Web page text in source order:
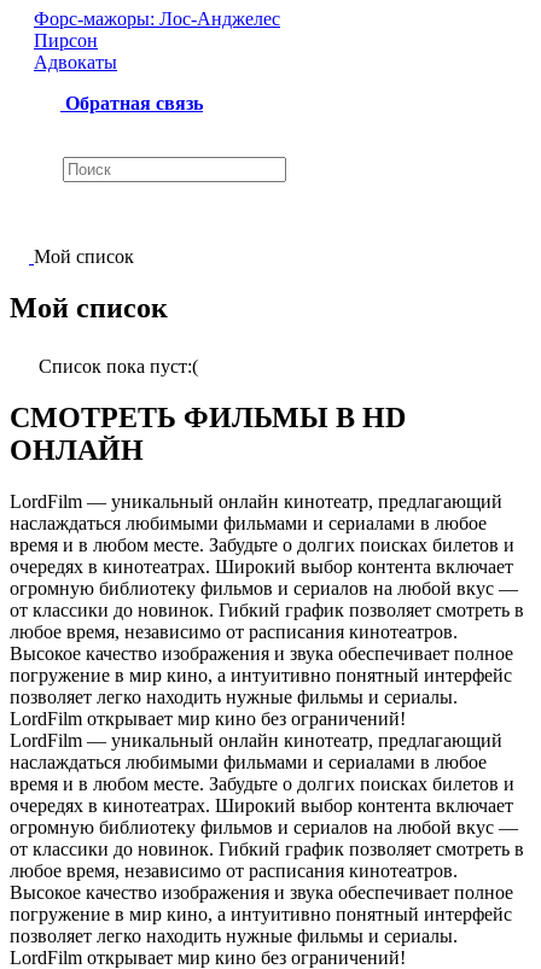
Форс-мажоры: Лос-Анджелес
Пирсон
Адвокаты
Обратная связь
Мой список
Мой список
Список пока пуст:(
СМОТРЕТЬ ФИЛЬМЫ В HD
ОНЛАЙН
LordFilm — уникальный онлайн кинотеатр, предлагающий
наслаждаться любимыми фильмами и сериалами в любое
время и в любом месте. Забудьте о долгих поисках билетов и
очередях в кинотеатрах. Широкий выбор контента включает
огромную библиотеку фильмов и сериалов на любой вкус —
от классики до новинок. Гибкий график позволяет смотреть в
любое время, независимо от расписания кинотеатров.
Высокое качество изображения и звука обеспечивает полное
погружение в мир кино, а интуитивно понятный интерфейс
позволяет легко находить нужные фильмы и сериалы.
LordFilm открывает мир кино без ограничений!
LordFilm — уникальный онлайн кинотеатр, предлагающий
наслаждаться любимыми фильмами и сериалами в любое
время и в любом месте. Забудьте о долгих поисках билетов и
очередях в кинотеатрах. Широкий выбор контента включает
огромную библиотеку фильмов и сериалов на любой вкус —
от классики до новинок. Гибкий график позволяет смотреть в
любое время, независимо от расписания кинотеатров.
Высокое качество изображения и звука обеспечивает полное
погружение в мир кино, а интуитивно понятный интерфейс
позволяет легко находить нужные фильмы и сериалы.
LordFilm открывает мир кино без ограничений!